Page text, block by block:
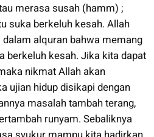
merasa susah (hamm) ;
suka berkeluh kesah. Allah
alquran bahwa memang
berkeluh kesah. Jika kita dapat
nikmat Allah akan
ujian hidup disikapi dengan
masalah tambah terang,
runyam. Sebaliknya